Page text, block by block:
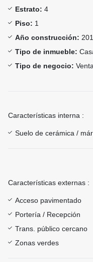
Estrato: 4
Piso: 1
Año construcción:
Tipo de inmueble:
Tipo de negocio: Venta
Características interna :
Suelo de cerámica /
Características externas :
Acceso pavimentado
Portería / Recepción
Trans. público cercano
Zonas verdes